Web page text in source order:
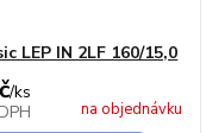
LEP IN 2LF 160/15,0
/ks
na objednávku